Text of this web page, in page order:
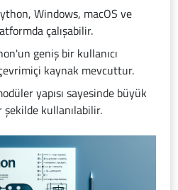
Windows, macOS ve
çalışabilir.
geniş bir kullanıcı
kaynak mevcuttur.
yapısı sayesinde büyük
kullanılabilir.